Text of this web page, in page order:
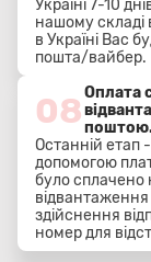
Україні 7-10
нашому складі
в Україні Вас
пошта/вайбер.
08Оплата
Останній етап
допомогою
було сплачено
здійснення
номер для